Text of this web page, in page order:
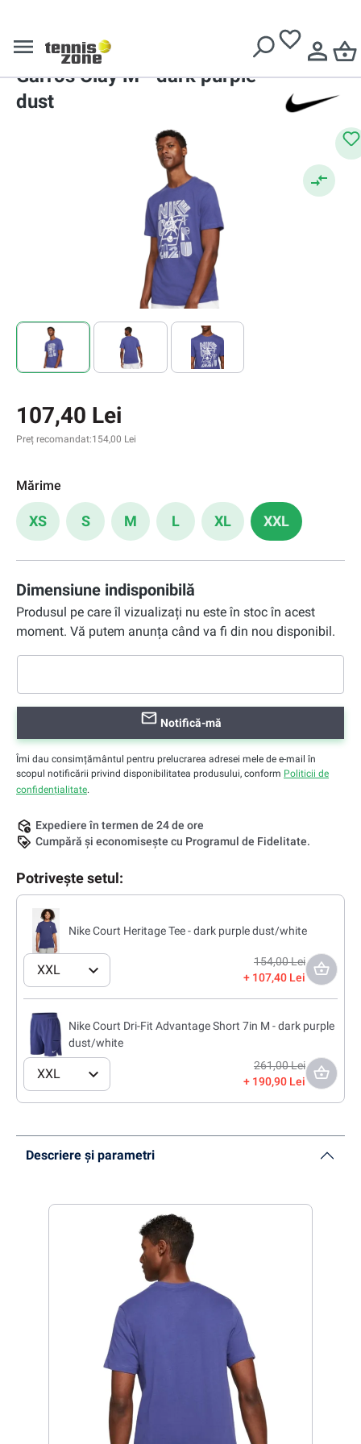
Nike Court Dri-Fit Tee Roland
Garros Clay M - dark purple
dust
107,40 Lei
Preț recomandat:154,00 Lei
Mărime
XS S M L XL XXL
Dimensiune indisponibilă
Produsul pe care îl vizualizați nu este în stoc în acest
moment. Vă putem anunța când va fi din nou disponibil.
Notifică-mă
Îmi dau consimțământul pentru prelucrarea adresei mele de e-mail în
scopul notificării privind disponibilitatea produsului, conform Politicii de
confidențialitate.
Expediere în termen de 24 de ore
Cumpără și economisește cu Programul de Fidelitate.
Potrivește setul:
Nike Court Heritage Tee - dark purple dust/white
XXL
154,00 Lei
107,40 Lei
Nike Court Dri-Fit Advantage Short 7in M - dark purple
dust/white
XXL
261,00 Lei
190,90 Lei
Descriere și parametri